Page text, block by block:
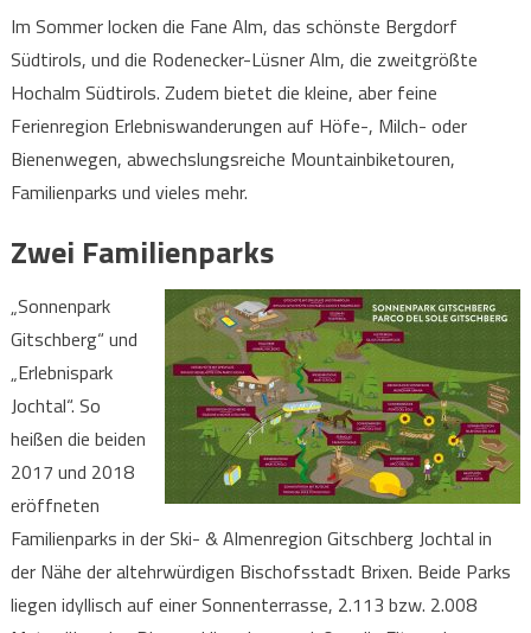
Im Sommer locken die Fane Alm, das schönste Bergdorf
Südtirols, und die Rodenecker-Lüsner Alm, die zweitgrößte
Hochalm Südtirols. Zudem bietet die kleine, aber feine
Ferienregion Erlebniswanderungen auf Höfe-, Milch- oder
Bienenwegen, abwechslungsreiche Mountainbiketouren,
Familienparks und vieles mehr.
Zwei Familienparks
„Sonnenpark
Gitschberg“ und
„Erlebnispark
Jochtal“. So
heißen die beiden
2017 und 2018
eröffneten
Familienparks in der Ski- & Almenregion Gitschberg Jochtal in
der Nähe der altehrwürdigen Bischofsstadt Brixen. Beide Parks
liegen idyllisch auf einer Sonnenterrasse, 2.113 bzw. 2.008